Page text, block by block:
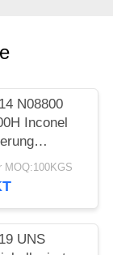
N08800
Inconel
Rohr für
MOQ:100KGS
UNS